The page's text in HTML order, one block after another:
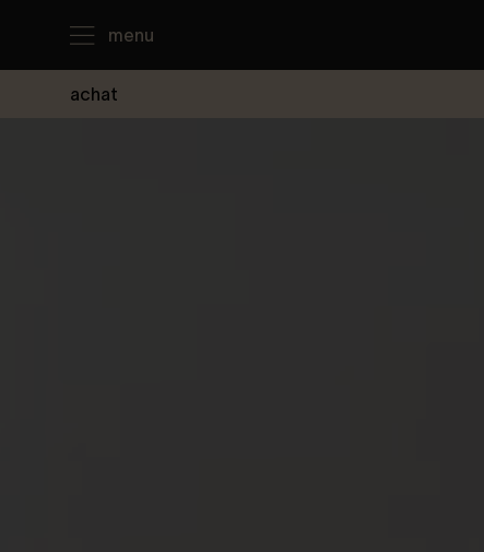
menu
achat